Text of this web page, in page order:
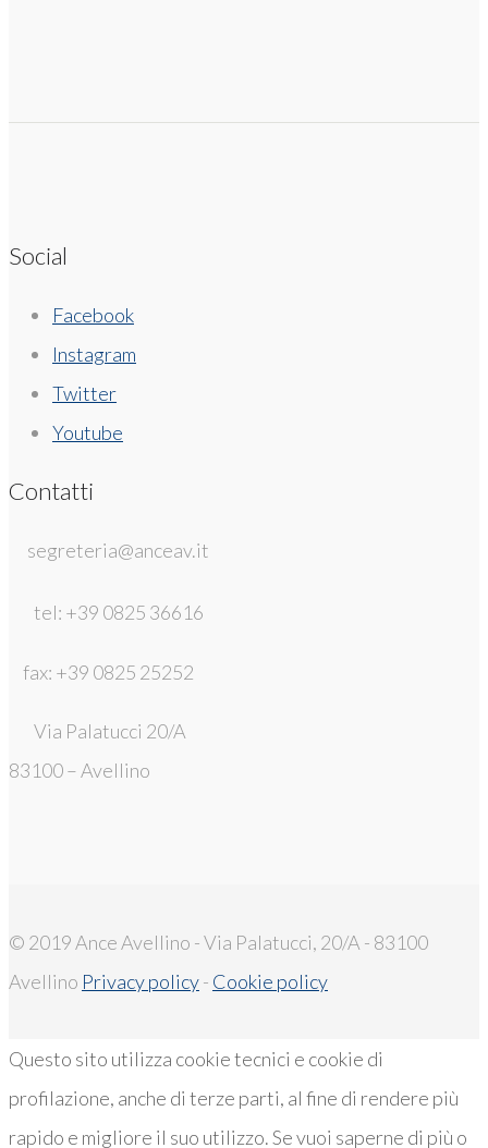
Social
Facebook
Instagram
Twitter
Youtube
Contatti
segreteria@anceav.it
tel: +39 0825 36616
fax: +39 0825 25252
Via Palatucci 20/A
83100 – Avellino
© 2019 Ance Avellino - Via Palatucci, 20/A - 83100
Avellino Privacy policy- Cookie policy
Questo sito utilizza cookie tecnici e cookie di
profilazione, anche di terze parti, al fine di rendere più
rapido e migliore il suo utilizzo. Se vuoi saperne di più o